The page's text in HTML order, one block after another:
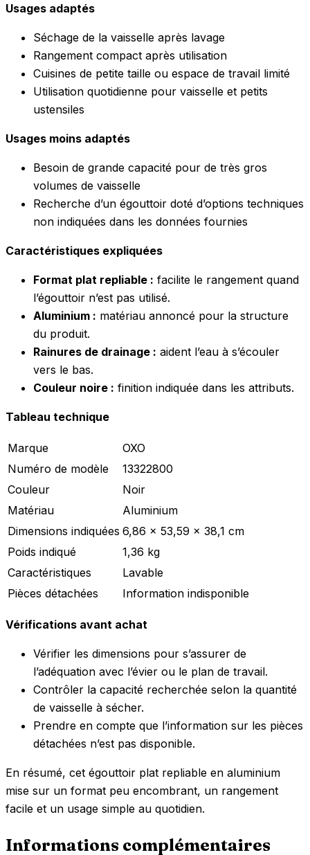
Usages adaptés
Séchage de la vaisselle après lavage
Rangement compact après utilisation
Cuisines de petite taille ou espace de travail limité
Utilisation quotidienne pour vaisselle et petits
ustensiles
Usages moins adaptés
Besoin de grande capacité pour de très gros
volumes de vaisselle
Recherche d’un égouttoir doté d’options techniques
non indiquées dans les données fournies
Caractéristiques expliquées
Format plat repliable : facilite le rangement quand
l’égouttoir n’est pas utilisé.
Aluminium : matériau annoncé pour la structure
du produit.
Rainures de drainage : aident l’eau à s’écouler
vers le bas.
Couleur noire : finition indiquée dans les attributs.
Tableau technique
Marque
OXO
Numéro de modèle
13322800
Couleur
Noir
Matériau
Aluminium
Dimensions indiquées 6,86 x 53,59 x 38,1 cm
Poids indiqué
1,36 kg
Caractéristiques
Lavable
Pièces détachées
Information indisponible
Vérifications avant achat
Vérifier les dimensions pour s’assurer de
l’adéquation avec l’évier ou le plan de travail.
Contrôler la capacité recherchée selon la quantité
de vaisselle à sécher.
Prendre en compte que l’information sur les pièces
détachées n’est pas disponible.
En résumé, cet égouttoir plat repliable en aluminium
mise sur un format peu encombrant, un rangement
facile et un usage simple au quotidien.
Informations complémentaires